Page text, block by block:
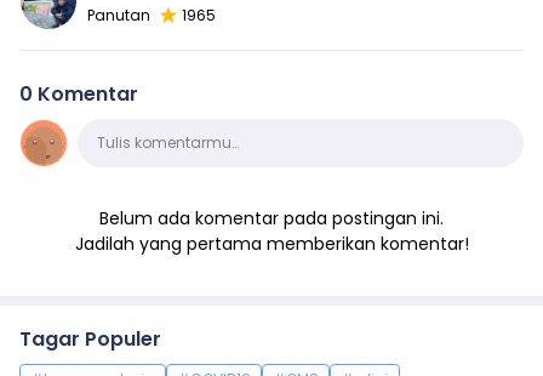
Panutan 1965
0 Komentar
KomentarTulis komentarmu…
Belum ada komentar pada postingan ini.
Jadilah yang pertama memberikan komentar!
Tagar Populer